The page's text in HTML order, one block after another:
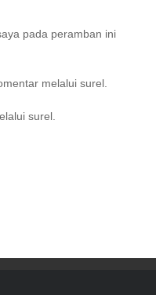
pada peramban ini
melalui surel.
surel.